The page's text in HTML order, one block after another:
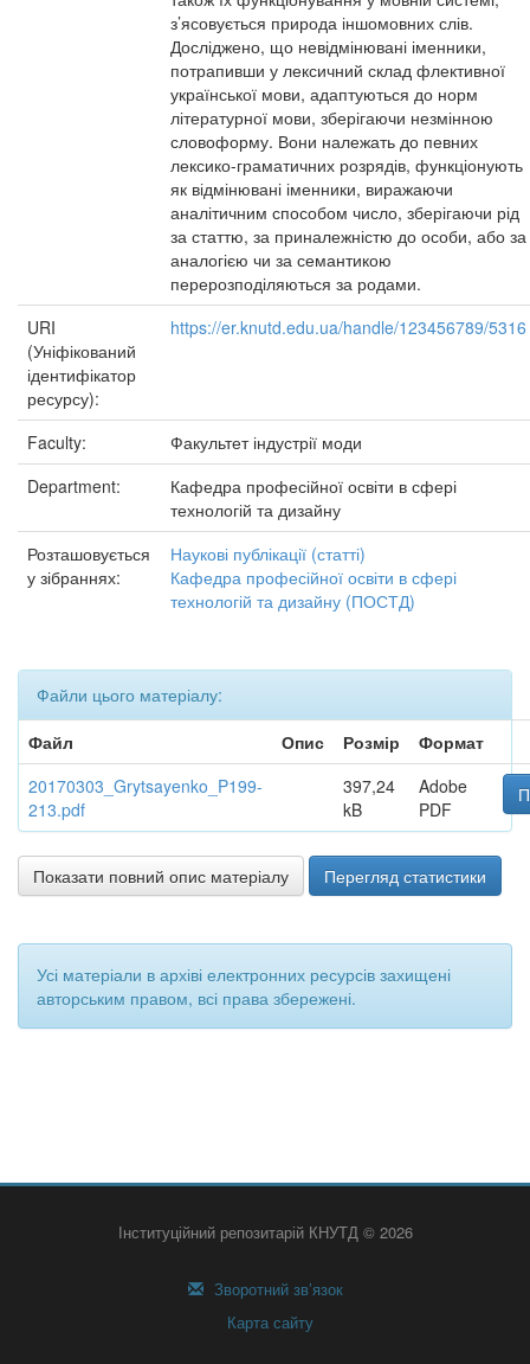
з’ясовується природа іншомовних слів.
Досліджено, що невідмінювані іменники,
потрапивши у лексичний склад флективної
української мови, адаптуються до норм
літературної мови, зберігаючи незмінною
словоформу. Вони належать до певних
лексико-граматичних розрядів, функціонують
як відмінювані іменники, виражаючи
аналітичним способом число, зберігаючи рід
за статтю, за приналежністю до особи, або за
аналогією чи за семантикою
перерозподіляються за родами.
URI
(Уніфікований
ідентифікатор
ресурсу):
https://er.knutd.edu.ua/handle/123456789/5316
Faculty:
Факультет індустрії моди
Department:
Кафедра професійної освіти в сфері
технологій та дизайну
Розташовується
у зібраннях:
Наукові публікації (статті)
Кафедра професійної освіти в сфері
технологій та дизайну (ПОСТД)
Файли цього матеріалу:
Файл
Опис Розмір
Формат
20170303_Grytsayenko_P199-
213.pdf
397,24
kB
Adobe
PDF
Показати повний опис матеріалу Перегляд статистики
Усі матеріали в архіві електронних ресурсів захищені
авторським правом, всі права збережені.
Інституційний репозитарій КНУТД © 2026
Зворотний зв’язок
Карта сайту